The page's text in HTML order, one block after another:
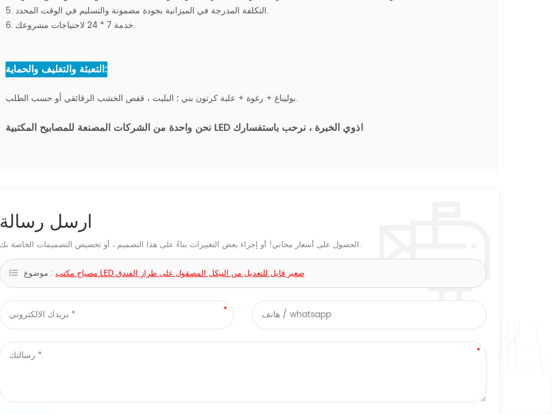
5. التكلفة المدرجة في الميزانية بجودة مضمونة والتسليم في الوقت المحدد.
6. خدمة 7 * 24 لاحتياجات مشروعك.
التعبئة والتغليف والحماية:
بوليباغ + رغوة + علبة كرتون بني ؛ البليت ، قفص الخشب الرقائقي أو حسب الطلب.
نحن واحدة من الشركات المصنعة للمصابيح المكتبية LED ذوي الخبرة، نرحب باستفسارك!
ارسل رسالة
الحصول على أسعار مجاني! أو إجراء بعض التغييرات بناءً على هذا التصميم ، أو تخصيص التصميمات الخاصة بك.
موضوع : مصباح مكتب LED صغير قابل للتعديل من النيكل المصقول على طراز الفندق